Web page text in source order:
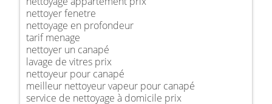
nettoyer fenetre
nettoyage en profondeur
tarif menage
nettoyer un canapé
lavage de vitres prix
nettoyeur pour canapé
meilleur nettoyeur vapeur pour canapé
service de nettoyage à domicile prix